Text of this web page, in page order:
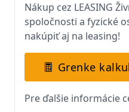
Nákup cez LEASING
spoločnosti a fyzické
nakúpiť aj na leasing!
Grenke
Pre ďalšie informácie